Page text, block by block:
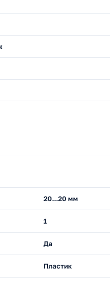
20...20 мм
1
Да
Пластик